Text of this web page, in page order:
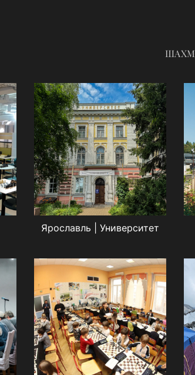
Ярославль | Университет